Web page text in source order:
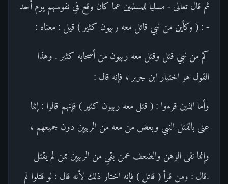
ثم قال تعالى - مسليا للمسلمين عما كان وقع في نفوسهم يوم أحد
- : ( وكأين من نبي قاتل معه ربيون كثير ) قيل : معناه :
كم من نبي قتل وقتل معه ربيون من أصحابه كثير . وهذا
القول هو اختيار ابن جرير ، فإنه قال :
وأما الذين قرءوا : ( قتل معه ربيون كثير ) فإنهم قالوا : إنما
عنى بالقتل النبي وبعض من معه من الربيين دون جميعهم ،
وإنما نفى الوهن والضعف عمن بقي من الربيين ممن لم يقتل
.قال : ومن قرأ ( قاتل ) فإنه اختار ذلك لأنه قال : لو قتلوا لم